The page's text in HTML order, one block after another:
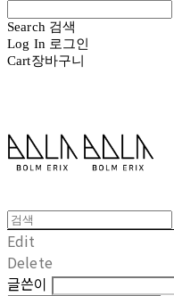
Search 검색
Log In 로그인
Cart장바구니
Edit
Delete
글쓴이